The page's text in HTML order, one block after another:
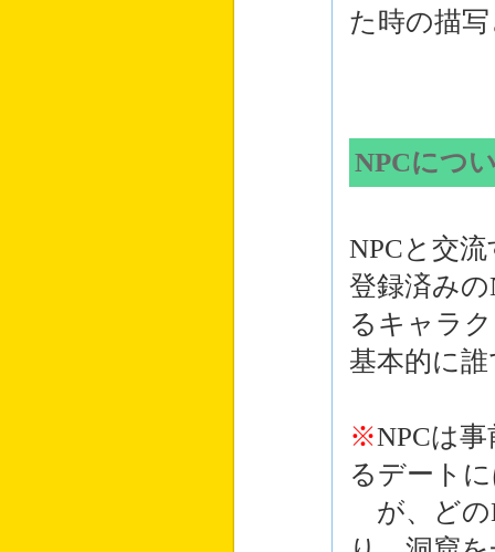
た時の描
NPCにつ
NPCと交
登録済み
るキャラ
基本的に
※NPCは
るデート
が、どの